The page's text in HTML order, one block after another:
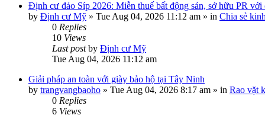
Định cư đảo Síp 2026: Miễn thuế bất động sản, sở hữu PR
by Định cư Mỹ » Tue Aug 04, 2026 11:12 am » in Chia sẻ
0 Replies
10 Views
Last postby Định cư Mỹ
Tue Aug 04, 2026 11:12 am
Giải pháp an toàn với giày bảo hộ tại Tây Ninh
by trangvangbaoho » Tue Aug 04, 2026 8:17 am » in Rao vặt
0 Replies
6 Views